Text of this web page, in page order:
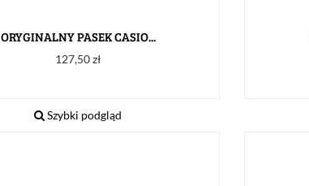
ORYGINALNY PASEK CASIO...
Cena
127,50 zł
Szybki podgląd